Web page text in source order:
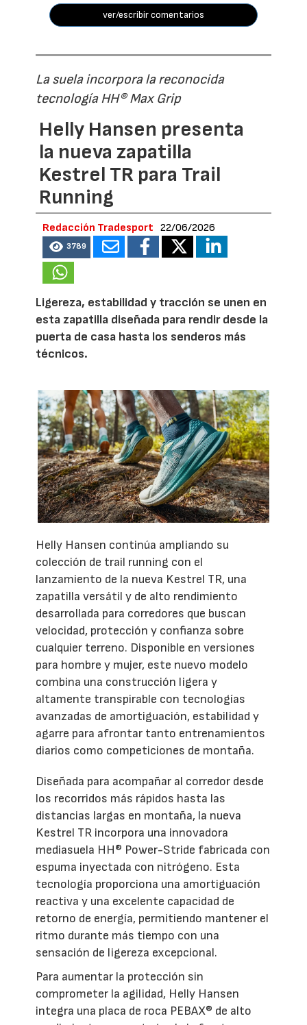
ver/escribir comentarios
La suela incorpora la reconocida
tecnología HH® Max Grip
Helly Hansen presenta
la nueva zapatilla
Kestrel TR para Trail
Running
Redacción Tradesport 22/06/2026
3789
Ligereza, estabilidad y tracción se unen en
esta zapatilla diseñada para rendir desde la
puerta de casa hasta los senderos más
técnicos.
Helly Hansen continúa ampliando su
colección de trail running con el
lanzamiento de la nueva Kestrel TR, una
zapatilla versátil y de alto rendimiento
desarrollada para corredores que buscan
velocidad, protección y confianza sobre
cualquier terreno. Disponible en versiones
para hombre y mujer, este nuevo modelo
combina una construcción ligera y
altamente transpirable con tecnologías
avanzadas de amortiguación, estabilidad y
agarre para afrontar tanto entrenamientos
diarios como competiciones de montaña.
Diseñada para acompañar al corredor desde
los recorridos más rápidos hasta las
distancias largas en montaña, la nueva
Kestrel TR incorpora una innovadora
mediasuela HH® Power-Stride fabricada con
espuma inyectada con nitrógeno. Esta
tecnología proporciona una amortiguación
reactiva y una excelente capacidad de
retorno de energía, permitiendo mantener el
ritmo durante más tiempo con una
sensación de ligereza excepcional.
Para aumentar la protección sin
comprometer la agilidad, Helly Hansen
integra una placa de roca PEBAX® de alto